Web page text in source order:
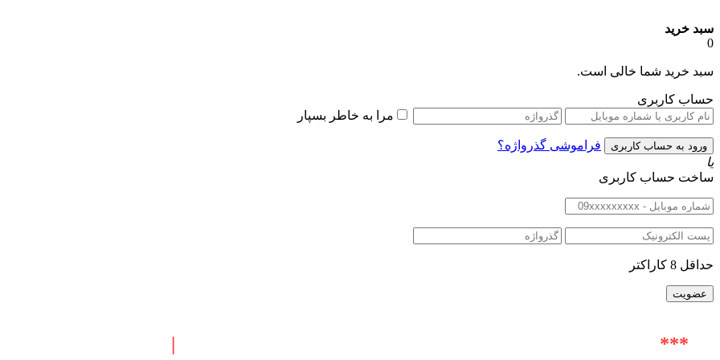
سبد خرید
0
سبد خرید شما خالی است.
حساب کاربری
مرا به خاطر بسپار
فراموشی گذرواژه؟
یا
ساخت حساب کاربری
حداقل 8 کاراکتر
***
|